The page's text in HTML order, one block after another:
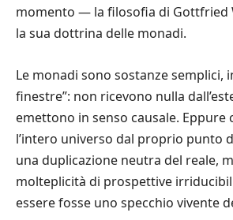
momento — la filosofia di Gottfried
la sua dottrina delle monadi.
Le monadi sono sostanze semplici,
finestre”: non ricevono nulla
emettono in senso causale. Eppure
l’intero universo dal proprio punto
una duplicazione neutra del reale,
molteplicità di prospettive
essere fosse uno specchio vivente